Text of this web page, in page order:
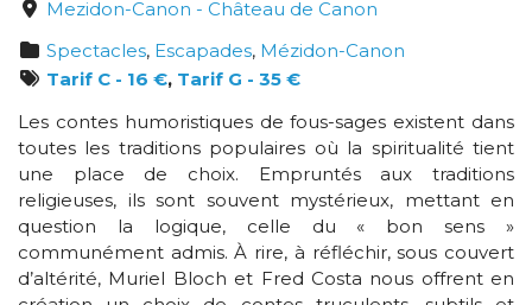
Mezidon-Canon - Château de Canon
Spectacles, Escapades, Mézidon-Canon
Tarif C - 16 €, Tarif G - 35 €
Les contes humoristiques de fous-sages existent dans
toutes les traditions populaires où la spiritualité tient
une place de choix. Empruntés aux traditions
religieuses, ils sont souvent mystérieux, mettant en
question la logique, celle du « bon sens »
communément admis. À rire, à réfléchir, sous couvert
d’altérité, Muriel Bloch et Fred Costa nous offrent en